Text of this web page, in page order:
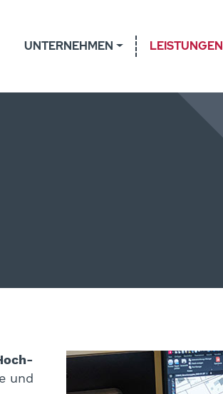
UNTERNEHMEN LEISTUNGEN
und